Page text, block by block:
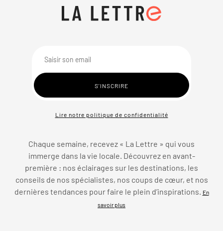
Lire notre politique de confidentialité
Chaque semaine, recevez « La Lettre » qui vous
immerge dans la vie locale. Découvrez en avant-
première : nos éclairages sur les destinations, les
conseils de nos spécialistes, nos coups de cœur, et nos
dernières tendances pour faire le plein d’inspirations.
En
savoir plus